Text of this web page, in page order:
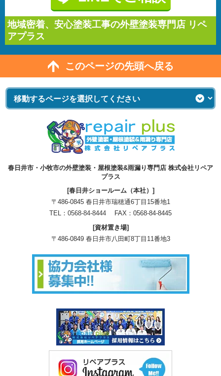
地域密着、安心塗装工事の外壁塗装専門店 リペ
アプラス
このページの先頭へ戻る
春日井市・小牧市の外壁塗装・屋根塗装&雨漏り専門店 株式会社リペア
プラス
[春日井ショールーム（本社）]
〒486-0845 春日井市瑞穂通6丁目15番地1
TEL： 0568-84-8444 FAX：0568-84-8445
[資材置き場]
〒486-0849 春日井市八田町8丁目11番地3